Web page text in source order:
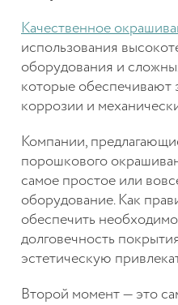
Качественное
использования
оборудования и
которые обеспечивают
коррозии и
Компании,
порошкового
самое простое или
оборудование. Как
обеспечить
долговечность
эстетическую
Второй момент — это